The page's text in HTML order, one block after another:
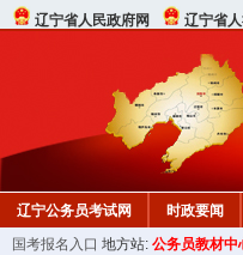
辽宁省人民政府网 辽宁省
辽宁公务员考试网 时政要闻
在线咨询 教材中心
国考报名入口 地方站: 公务员教材中